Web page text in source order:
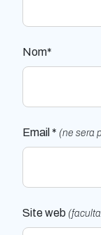
Nom*
Email * (ne sera
Site web